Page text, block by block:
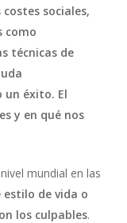
sociales,
como
técnicas de
un éxito. El
y en qué nos
mundial en las
de vida o
los culpables.